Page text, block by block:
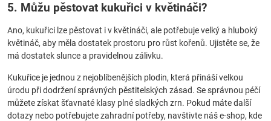
5. Můžu pěstovat kukuřici v květináči?
Ano, kukuřici lze pěstovat i v květináči, ale potřebuje velký a hluboký
květináč, aby měla dostatek prostoru pro růst kořenů. Ujistěte se, že
má dostatek slunce a pravidelnou zálivku.
Kukuřice je jednou z nejoblíbenějších plodin, která přináší velkou
úrodu při dodržení správných pěstitelských zásad. Se správnou péčí
můžete získat šťavnaté klasy plné sladkých zrn. Pokud máte další
dotazy nebo potřebujete zahradní potřeby, navštivte náš e-shop, kde